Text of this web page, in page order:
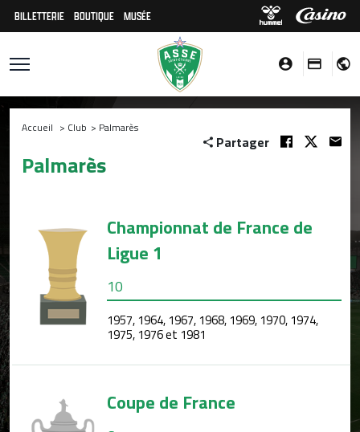
BILLETTERIE BOUTIQUE MUSÉE
Accueil > Club > Palmarès
Partager
Palmarès
Championnat de France de
Ligue 1
10
1957, 1964, 1967, 1968, 1969, 1970, 1974,
1975, 1976 et 1981
Coupe de France